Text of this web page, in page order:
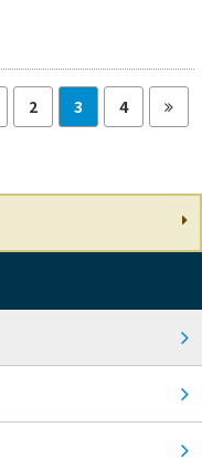
2 3 4